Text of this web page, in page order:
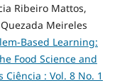
Ribeiro Mattos,
Meireles
Based Learning:
Food Science and
Ciência : Vol. 8 No. 1